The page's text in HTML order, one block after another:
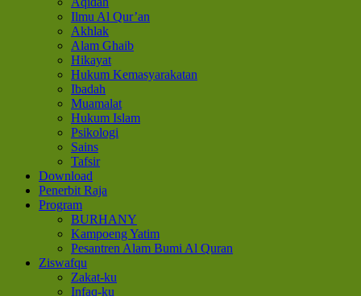
Ilmu Al Qur’an
Akhlak
Alam Ghaib
Hikayat
Hukum Kemasyarakatan
Ibadah
Muamalat
Hukum Islam
Psikologi
Sains
Tafsir
Download
Penerbit Raja
Program
BURHANY
Kampoeng Yatim
Pesantren Alam Bumi Al Quran
Ziswafqu
Zakat-ku
Infaq-ku